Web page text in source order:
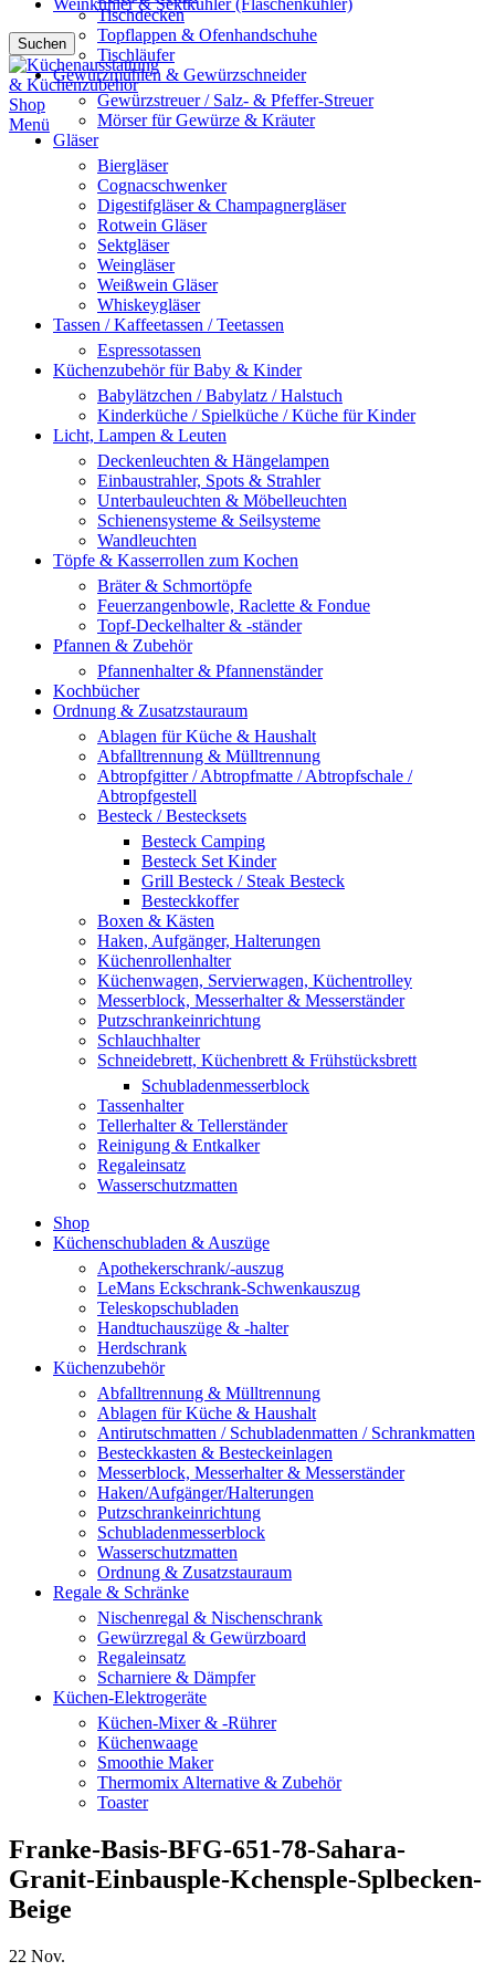
Weinkühler & Sektkühler (Flaschenkühler)
Suchen
Menü
Tischdecken
Topflappen & Ofenhandschuhe
Tischläufer
Gewürzmühlen & Gewürzschneider
Gewürzstreuer / Salz- & Pfeffer-Streuer
Mörser für Gewürze & Kräuter
Gläser
Biergläser
Cognacschwenker
Digestifgläser & Champagnergläser
Rotwein Gläser
Sektgläser
Weingläser
Weißwein Gläser
Whiskeygläser
Tassen / Kaffeetassen / Teetassen
Espressotassen
Küchenzubehör für Baby & Kinder
Babylätzchen / Babylatz / Halstuch
Kinderküche / Spielküche / Küche für Kinder
Licht, Lampen & Leuten
Deckenleuchten & Hängelampen
Einbaustrahler, Spots & Strahler
Unterbauleuchten & Möbelleuchten
Schienensysteme & Seilsysteme
Wandleuchten
Töpfe & Kasserrollen zum Kochen
Bräter & Schmortöpfe
Feuerzangenbowle, Raclette & Fondue
Topf-Deckelhalter & -ständer
Pfannen & Zubehör
Pfannenhalter & Pfannenständer
Kochbücher
Ordnung & Zusatzstauraum
Ablagen für Küche & Haushalt
Abfalltrennung & Mülltrennung
Abtropfgitter / Abtropfmatte / Abtropfschale /
Abtropfgestell
Besteck / Bestecksets
Besteck Camping
Besteck Set Kinder
Grill Besteck / Steak Besteck
Besteckkoffer
Boxen & Kästen
Haken, Aufgänger, Halterungen
Küchenrollenhalter
Küchenwagen, Servierwagen, Küchentrolley
Messerblock, Messerhalter & Messerständer
Putzschrankeinrichtung
Schlauchhalter
Schneidebrett, Küchenbrett & Frühstücksbrett
Schubladenmesserblock
Tassenhalter
Tellerhalter & Tellerständer
Reinigung & Entkalker
Regaleinsatz
Wasserschutzmatten
Shop
Küchenschubladen & Auszüge
Apothekerschrank/-auszug
LeMans Eckschrank-Schwenkauszug
Teleskopschubladen
Handtuchauszüge & -halter
Herdschrank
Küchenzubehör
Abfalltrennung & Mülltrennung
Ablagen für Küche & Haushalt
Antirutschmatten / Schubladenmatten / Schrankmatten
Besteckkasten & Besteckeinlagen
Messerblock, Messerhalter & Messerständer
Haken/Aufgänger/Halterungen
Putzschrankeinrichtung
Schubladenmesserblock
Wasserschutzmatten
Ordnung & Zusatzstauraum
Regale & Schränke
Nischenregal & Nischenschrank
Gewürzregal & Gewürzboard
Regaleinsatz
Scharniere & Dämpfer
Küchen-Elektrogeräte
Küchen-Mixer & -Rührer
Küchenwaage
Smoothie Maker
Thermomix Alternative & Zubehör
Toaster
Franke-Basis-BFG-651-78-Sahara-
Granit-Einbausple-Kchensple-Splbecken-
Beige
22 Nov.